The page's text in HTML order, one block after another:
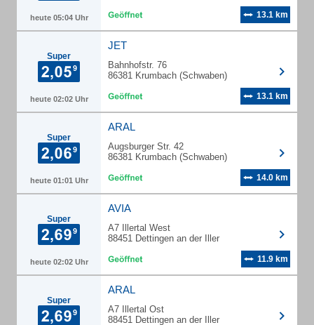
heute 05:04 Uhr 13.1 km
Super
heute 02:02 Uhr
JET
Bahnhofstr. 76
86381 Krumbach (Schwaben)
13.1 km
Super
heute 01:01 Uhr
ARAL
Augsburger Str. 42
86381 Krumbach (Schwaben)
14.0 km
Super
heute 02:02 Uhr
AVIA
A7 Illertal West
88451 Dettingen an der Iller
11.9 km
Super
ARAL
A7 Illertal Ost
88451 Dettingen an der Iller